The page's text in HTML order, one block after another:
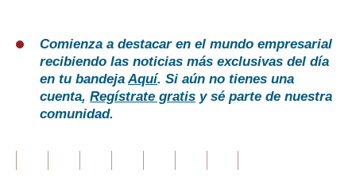
Comienza a destacar en el mundo empresarial
recibiendo las noticias más exclusivas del día
en tu bandejaAquí. Si aún no tienes una
cuenta, Regístrate gratis y sé parte de nuestra
comunidad.